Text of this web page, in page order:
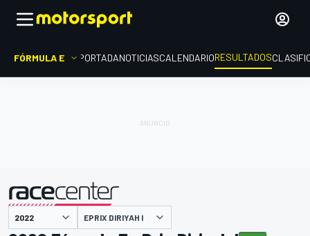
FÓRMULA E PORTADANOTICIASCALENDARIORESULTADOS
presentado por EPRIX DIRIYAH I